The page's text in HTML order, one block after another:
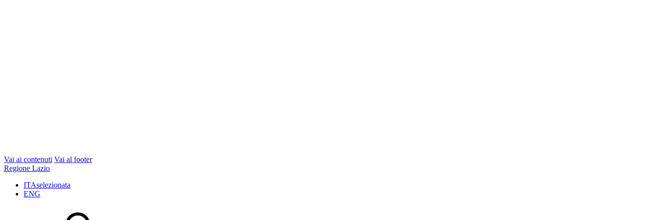
Vai ai contenuti Vai al footer
Regione Lazio
ITAselezionata
ENG